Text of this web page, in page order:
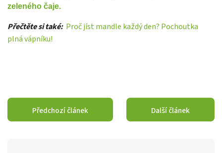
zeleného čaje.
Přečtěte si také: Proč jíst mandle každý den? Pochoutka
plná vápníku!
Předchozí článek Další článek